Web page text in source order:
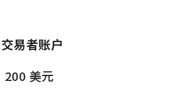
易者账户
200 美元